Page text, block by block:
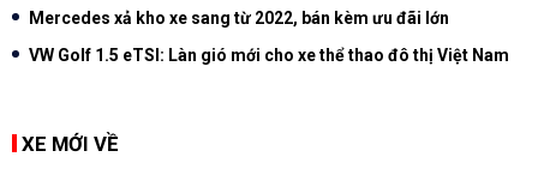
Mercedes xả kho xe sang từ 2022, bán kèm ưu đãi lớn
VW Golf 1.5 eTSI: Làn gió mới cho xe thể thao đô thị Việt Nam
XE MỚI VỀ